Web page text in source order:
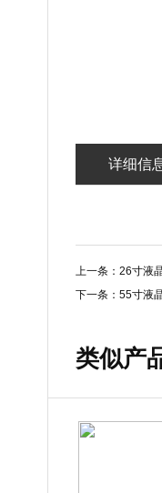
详细信
上一条： 26寸液
下一条： 55寸液
类似产